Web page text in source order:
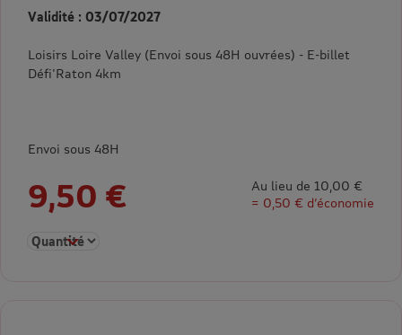
Validité : 03/07/2027
Loisirs Loire Valley (Envoi sous 48H ouvrées) - E-billet
Défi'Raton 4km
Envoi sous 48H
9,50 €
Au lieu de 10,00 €
= 0,50 € d’économie
Sélectionner la quantité pour Loisirs Loire Valley Envoi sous